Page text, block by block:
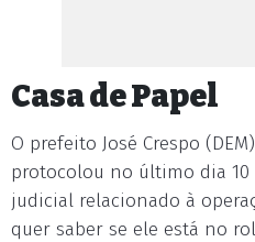
Casa de Papel
O prefeito José Crespo
protocolou no último dia
judicial relacionado à
quer saber se ele está no